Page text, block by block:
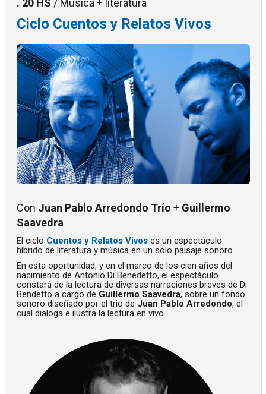
. 20 HS / Música + literatura
Ciclo Cuentos y Relatos Vivos
Con Juan Pablo Arredondo Trío + Guillermo
Saavedra
El ciclo Cuentos y Relatos Vivos es un espectáculo
híbrido de literatura y música en un solo paisaje sonoro.
En esta oportunidad, y en el marco de los cien años del
nacimiento de Antonio Di Benedetto, el espectáculo
constará de la lectura de diversas narraciones breves de Di
Bendetto a cargo de Guillermo Saavedra, sobre un fondo
sonoro diseñado por el trio de Juan Pablo Arredondo, el
cual dialoga e ilustra la lectura en vivo.